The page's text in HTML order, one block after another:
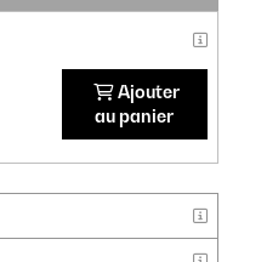
Ajouter
au panier